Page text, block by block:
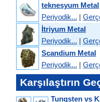
teknesyum Metal
Periyodik... |
İtriyum Metal
Periyodik... |
Scandium Metal
Periyodik... |
Karşılaştırın
Tungsten vs